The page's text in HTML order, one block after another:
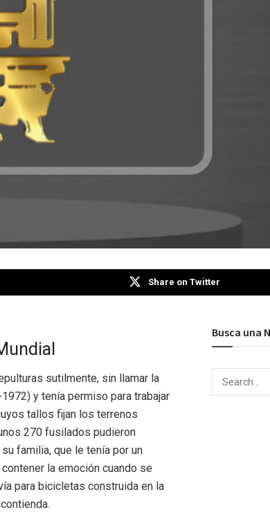
Share on Twitter
sutilmente, sin llamar la
y tenía permiso para trabajar
tallos fijan los terrenos
270 fusilados pudieron
familia, que le tenía por un
la emoción cuando se
para bicicletas construida en la
Busca una